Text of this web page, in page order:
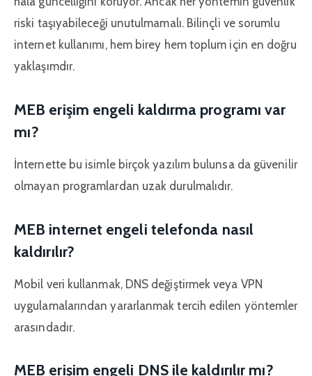
riski taşıyabileceği unutulmamalı. Bilinçli ve sorumlu
internet kullanımı, hem birey hem toplum için en doğru
yaklaşımdır.
MEB erişim engeli kaldırma programı var
mı?
İnternette bu isimle birçok yazılım bulunsa da güvenilir
olmayan programlardan uzak durulmalıdır.
MEB internet engeli telefonda nasıl
kaldırılır?
Mobil veri kullanmak, DNS değiştirmek veya VPN
uygulamalarından yararlanmak tercih edilen yöntemler
arasındadır.
MEB erişim engeli DNS ile kaldırılır mı?